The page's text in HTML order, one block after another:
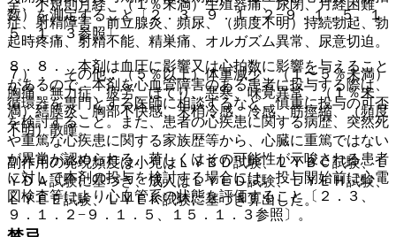
数）を測定すること〔２．３、９．１．２−９．１．５、１
５．１．３参照〕。
８．８． 本剤は血圧に影響又は心拍数に影響を与えること
があるので、本剤を心血管障害のある患者に投与する際は、
循環器を専門とする医師に相談するなど、慎重に投与の可否
を検討すること。また、患者の心疾患に関する病歴、突然死
や重篤な心疾患に関する家族歴等から、心臓に重篤ではない
が異常が認められる、若しくはその可能性が示唆される患者
に対して本剤の投与を検討する場合には、投与開始前に心電
図検査等により心血管系の状態を評価すること〔２．３、
９．１．２−９．１．５、１５．１．３参照〕。
全、不規則月経、（１％未満）生殖器痛、尿閉、月経困難
症、射精障害、前立腺炎、頻尿、（頻度不明）持続勃起、勃
起時疼痛、射精不能、精巣痛、オルガズム異常、尿意切迫。
７）． その他：（５％以上）体重減少、（１〜５％未満）
胸痛、無力症、疲労、ほてり、悪寒、味覚異常、（１％未
満）結膜炎、胸部不快感、末梢冷感、冷感、筋痙縮、（頻度
不明）散瞳。
副作用の発現頻度は小児はＬＹＢＤ試験、ＬＹＢＣ試験、Ｌ
ＹＤＡ試験に基づき、成人はＬＹＥＤ試験、ＬＹＥＨ試験、
ＬＹＥＥ試験、ＬＹＥＫ試験に基づき算出した。